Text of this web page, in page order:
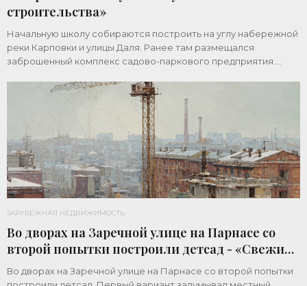
строительства»
Начальную школу собираются построить на углу набережной
реки Карповки и улицы Даля. Ранее там размещался
заброшенный комплекс садово-паркового предприятия.
ЗАРУБЕЖНАЯ НЕДВИЖИМОСТЬ
Во дворах на Заречной улице на Парнасе со
второй попытки построили детсад - «Свежие
новости строительства»
Во дворах на Заречной улице на Парнасе со второй попытки